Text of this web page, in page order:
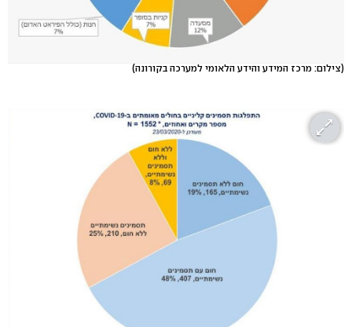
(צילום: מרכז המידע והידע הלאומי למערכה בקורונה)